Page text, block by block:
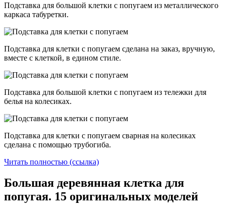
Подставка для большой клетки с попугаем из металлического
каркаса табуретки.
Подставка для клетки с попугаем сделана на заказ, вручную,
вместе с клеткой, в едином стиле.
Подставка для большой клетки с попугаем из тележки для
белья на колесиках.
Подставка для клетки с попугаем сварная на колесиках
сделана с помощью трубогиба.
Читать полностью (ссылка)
Большая деревянная клетка для
попугая. 15 оригинальных моделей